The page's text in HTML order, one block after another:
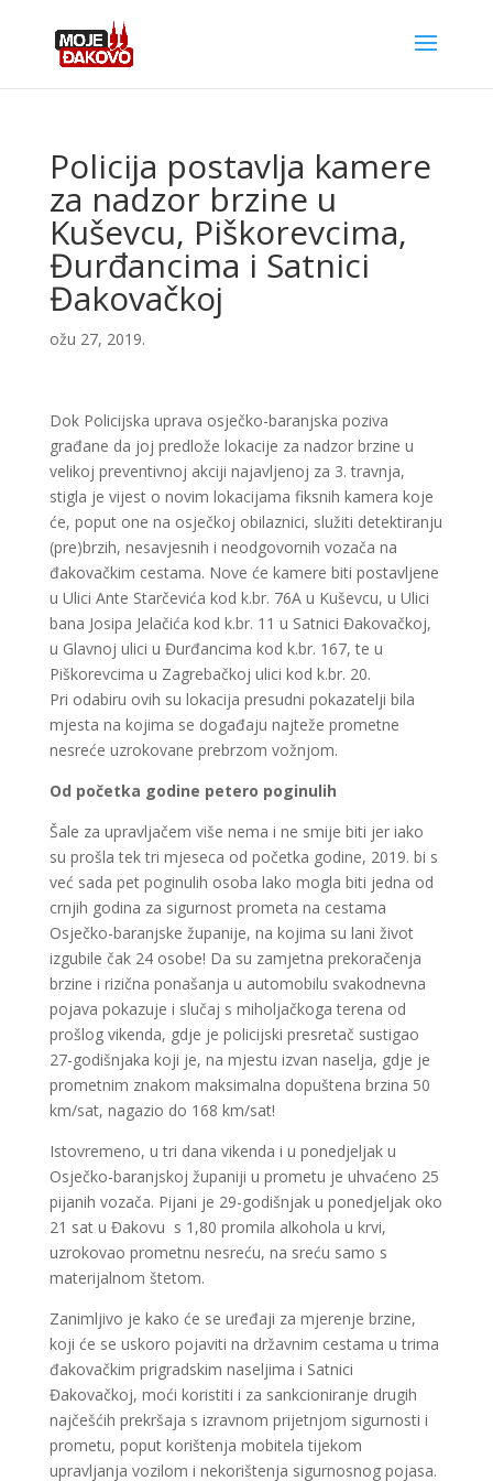
Policija postavlja kamere
za nadzor brzine u
Kuševcu, Piškorevcima,
Đurđancima i Satnici
Đakovačkoj
ožu 27, 2019.
Dok Policijska uprava osječko-baranjska poziva
građane da joj predlože lokacije za nadzor brzine u
velikoj preventivnoj akciji najavljenoj za 3. travnja,
stigla je vijest o novim lokacijama fiksnih kamera koje
će, poput one na osječkoj obilaznici, služiti detektiranju
(pre)brzih, nesavjesnih i neodgovornih vozača na
đakovačkim cestama. Nove će kamere biti postavljene
u Ulici Ante Starčevića kod k.br. 76A u Kuševcu, u Ulici
bana Josipa Jelačića kod k.br. 11 u Satnici Đakovačkoj,
u Glavnoj ulici u Đurđancima kod k.br. 167, te u
Piškorevcima u Zagrebačkoj ulici kod k.br. 20.
Pri odabiru ovih su lokacija presudni pokazatelji bila
mjesta na kojima se događaju najteže prometne
nesreće uzrokovane prebrzom vožnjom.
Od početka godine petero poginulih
Šale za upravljačem više nema i ne smije biti jer iako
su prošla tek tri mjeseca od početka godine, 2019. bi s
već sada pet poginulih osoba lako mogla biti jedna od
crnjih godina za sigurnost prometa na cestama
Osječko-baranjske županije, na kojima su lani život
izgubile čak 24 osobe! Da su zamjetna prekoračenja
brzine i rizična ponašanja u automobilu svakodnevna
pojava pokazuje i slučaj s miholjačkoga terena od
prošlog vikenda, gdje je policijski presretač sustigao
27-godišnjaka koji je, na mjestu izvan naselja, gdje je
prometnim znakom maksimalna dopuštena brzina 50
km/sat, nagazio do 168 km/sat!
Istovremeno, u tri dana vikenda i u ponedjeljak u
Osječko-baranjskoj županiji u prometu je uhvaćeno 25
pijanih vozača. Pijani je 29-godišnjak u ponedjeljak oko
21 sat u Đakovu s 1,80 promila alkohola u krvi,
uzrokovao prometnu nesreću, na sreću samo s
materijalnom štetom.
Zanimljivo je kako će se uređaji za mjerenje brzine,
koji će se uskoro pojaviti na državnim cestama u trima
đakovačkim prigradskim naseljima i Satnici
Đakovačkoj, moći koristiti i za sankcioniranje drugih
najčešćih prekršaja s izravnom prijetnjom sigurnosti i
prometu, poput korištenja mobitela tijekom
upravljanja vozilom i nekorištenja sigurnosnog pojasa.